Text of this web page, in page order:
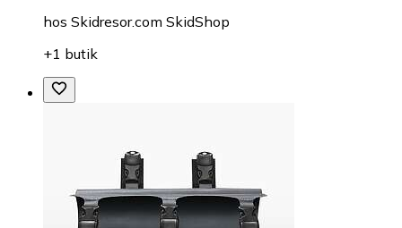
hos Skidresor.com SkidShop
+1 butik